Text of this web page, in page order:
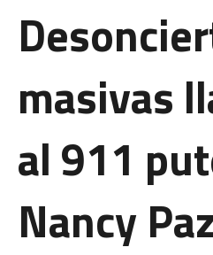
masivas
al 911
Nancy